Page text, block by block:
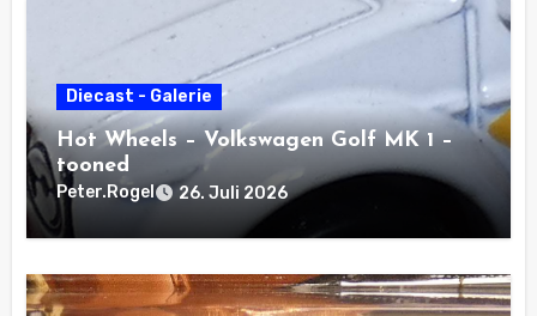
Diecast - Galerie
Hot Wheels – Volkswagen Golf MK 1 –
tooned
Peter.Rogel 26. Juli 2026